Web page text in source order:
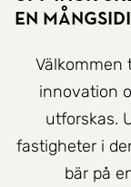
en
Välkommen
innovation
utforskas.
fastigheter i
bär på